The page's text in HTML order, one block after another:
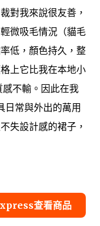
對我來說很友善，
微吸毛情況（貓毛
低，顏色持久，整
上它比我在本地小
不輸。因此在我
日常與外出的萬用
失設計感的裙子，
查看商品